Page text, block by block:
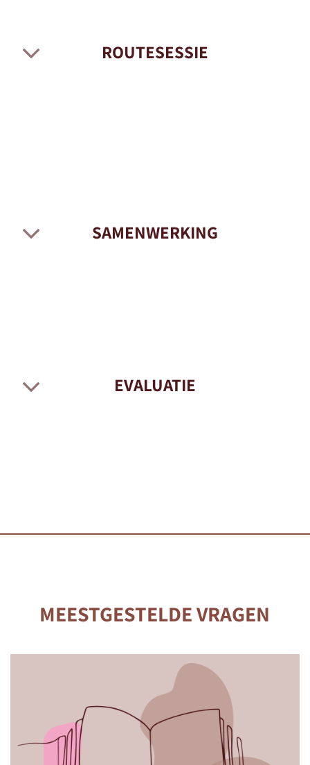
ROUTESESSIE
SAMENWERKING
EVALUATIE
MEESTGESTELDE VRAGEN